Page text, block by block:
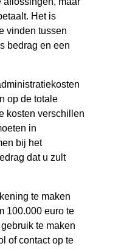
Het is
vinden tussen
bedrag en een
op de totale
kosten verschillen
in
bij het
dat u zult
te maken
100.000 euro te
te maken
of contact op te